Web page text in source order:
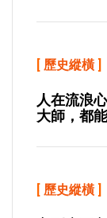
[ 歷史縱橫 ]
人在流浪
大師，都
[ 歷史縱橫 ]